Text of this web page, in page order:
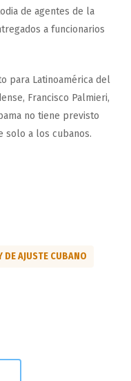
de agentes de la
a funcionarios
para Latinoamérica del
Francisco Palmieri,
no tiene previsto
solo a los cubanos.
DE AJUSTE CUBANO